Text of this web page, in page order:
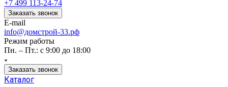
+7 499 113-24-74
Заказать звонок
E-mail
info@домстрой-33.рф
Режим работы
Пн. – Пт.: с 9:00 до 18:00
Заказать звонок
Каталог